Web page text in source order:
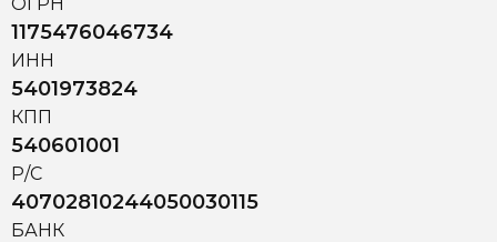
1175476046734
ИНН
5401973824
КПП
540601001
Р/С
40702810244050030115
БАНК